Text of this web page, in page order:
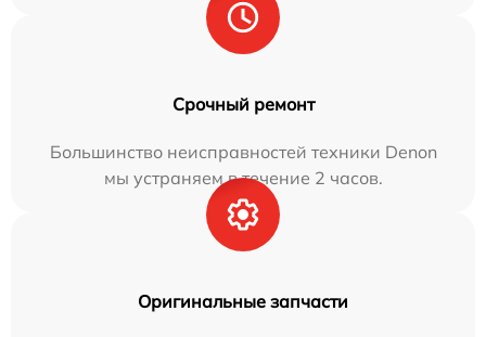
Срочный ремонт
Большинство неисправностей техники Denon
мы устраняем в течение 2 часов.
Оригинальные запчасти